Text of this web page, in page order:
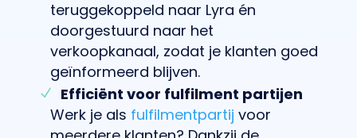
teruggekoppeld naar Lyra én
doorgestuurd naar het
verkoopkanaal, zodat je klanten goed
geïnformeerd blijven.
Efficiënt voor fulfilment partijen
Werk je als fulfilmentpartij voor